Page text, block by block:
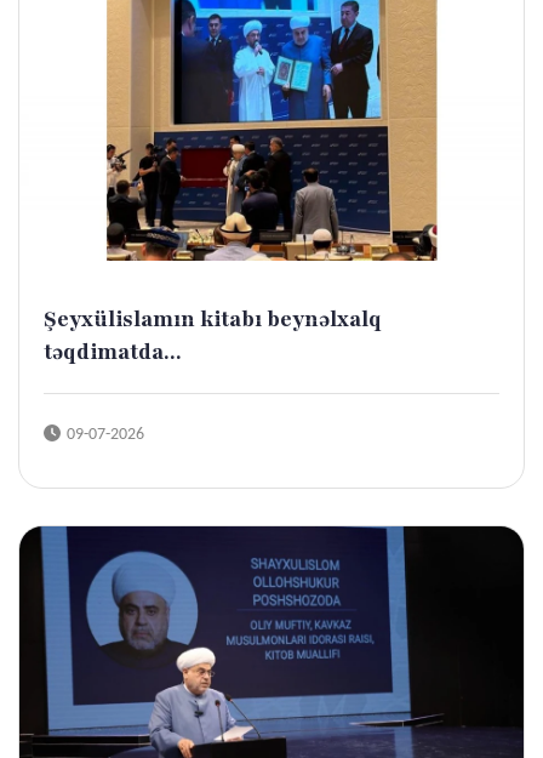
Şeyxülislamın kitabı beynəlxalq
təqdimatda...
09-07-2026